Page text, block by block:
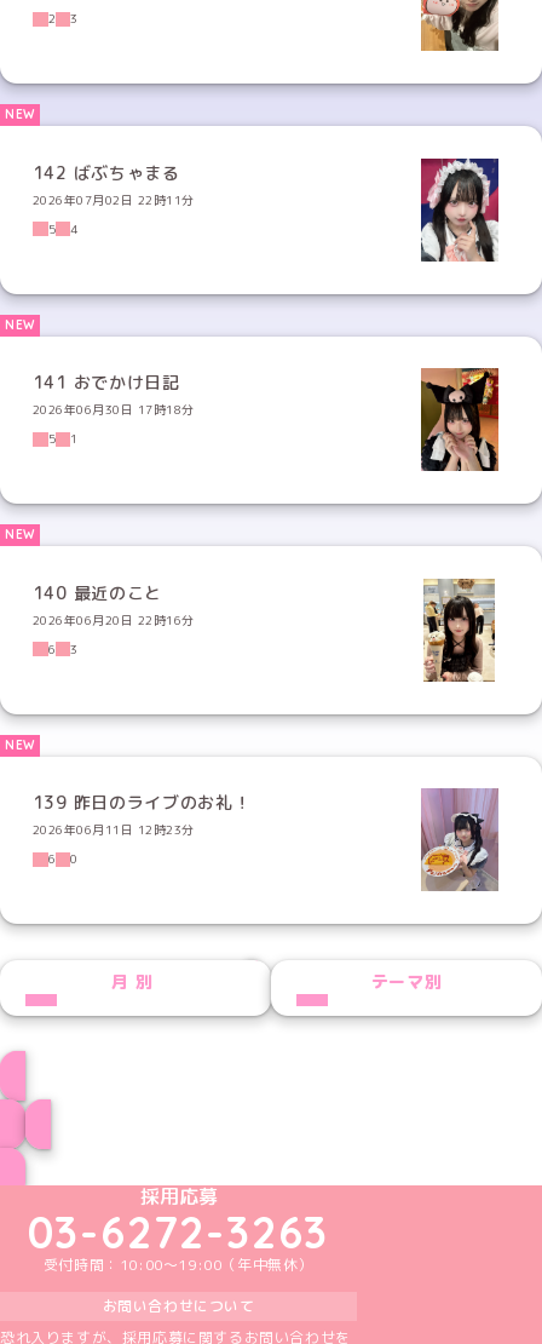
2
3
142 ばぶちゃまる
2026年07月02日 22時11分
5
4
141 おでかけ日記
2026年06月30日 17時18分
5
1
140 最近のこと
2026年06月20日 22時16分
6
3
139 昨日のライブのお礼！
2026年06月11日 12時23分
6
0
NEXT
月別 テーマ別
めいどりーみんTikTok公式アカウント
めいどりーみんX公式アカウント
めいどりーみんInstagram公式アカウント
めいどりーみんFacebook公式アカウン
めいどりーみんYouTube公式アカ
採用応募
03-6272-3263
受付時間：10:00～19:00（年中無休）
お問い合わせについて
恐れ入りますが、採用応募に関するお問い合わせを